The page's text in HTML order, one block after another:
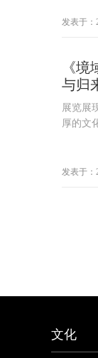
发表于：
《
与归
展览展
厚的文
发表于：
文化